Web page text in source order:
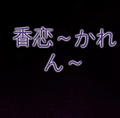
香恋～かれ
ん～